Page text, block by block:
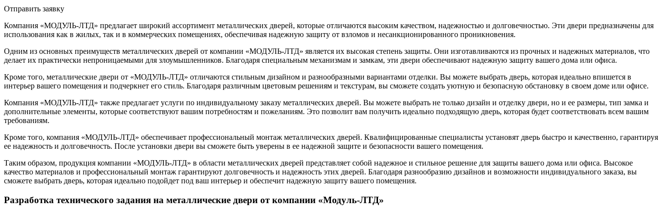
Отправить заявку
Компания «МОДУЛЬ-ЛТД» предлагает широкий ассортимент металлических дверей, которые отличаются высоким качеством, надежностью и долговечностью. Эти двери предназначены для
использования как в жилых, так и в коммерческих помещениях, обеспечивая надежную защиту от взломов и несанкционированного проникновения.
Одним из основных преимуществ металлических дверей от компании «МОДУЛЬ-ЛТД» является их высокая степень защиты. Они изготавливаются из прочных и надежных материалов, что
делает их практически непроницаемыми для злоумышленников. Благодаря специальным механизмам и замкам, эти двери обеспечивают надежную защиту вашего дома или офиса.
Кроме того, металлические двери от «МОДУЛЬ-ЛТД» отличаются стильным дизайном и разнообразными вариантами отделки. Вы можете выбрать дверь, которая идеально впишется в
интерьер вашего помещения и подчеркнет его стиль. Благодаря различным цветовым решениям и текстурам, вы сможете создать уютную и безопасную обстановку в своем доме или офисе.
Компания «МОДУЛЬ-ЛТД» также предлагает услуги по индивидуальному заказу металлических дверей. Вы можете выбрать не только дизайн и отделку двери, но и ее размеры, тип замка и
дополнительные элементы, которые соответствуют вашим потребностям и пожеланиям. Это позволит вам получить идеально подходящую дверь, которая будет соответствовать всем вашим
требованиям.
Кроме того, компания «МОДУЛЬ-ЛТД» обеспечивает профессиональный монтаж металлических дверей. Квалифицированные специалисты установят дверь быстро и качественно, гарантируя
ее надежность и долговечность. После установки двери вы сможете быть уверены в ее надежной защите и безопасности вашего помещения.
Таким образом, продукция компании «МОДУЛЬ-ЛТД» в области металлических дверей представляет собой надежное и стильное решение для защиты вашего дома или офиса. Высокое
качество материалов и профессиональный монтаж гарантируют долговечность и надежность этих дверей. Благодаря разнообразию дизайнов и возможности индивидуального заказа, вы
сможете выбрать дверь, которая идеально подойдет под ваш интерьер и обеспечит надежную защиту вашего помещения.
Разработка технического задания на металлические двери от компании «Модуль-ЛТД»